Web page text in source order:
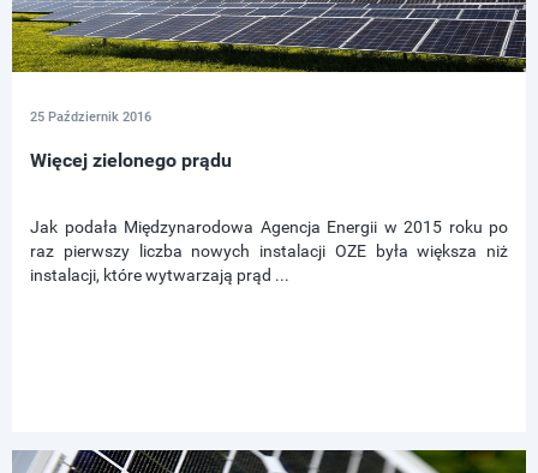
25 Październik 2016
Więcej zielonego prądu
Jak podała Międzynarodowa Agencja Energii w 2015 roku po
raz pierwszy liczba nowych instalacji OZE była większa niż
instalacji, które wytwarzają prąd ...